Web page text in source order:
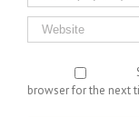
browser for the next